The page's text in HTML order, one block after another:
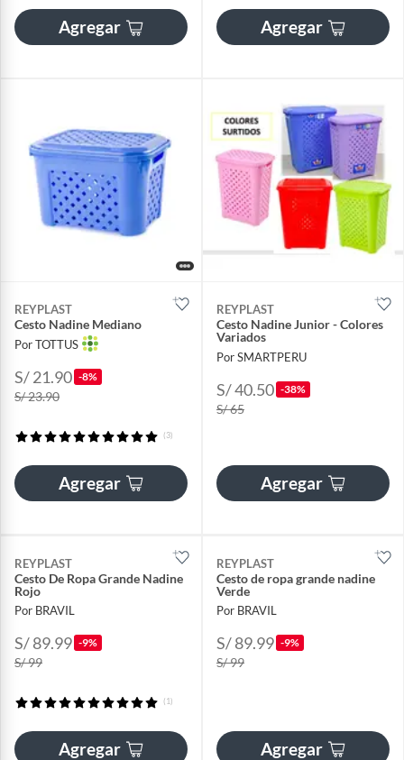
Agregar Agregar
REYPLAST
Cesto Nadine Mediano
Por TOTTUS
S/ 21.90 -8%
S/ 23.90
(3)
Agregar
REYPLAST
Cesto Nadine Junior - Colores
Variados
Por SMARTPERU
S/ 40.50 -38%
S/ 65
Agregar
REYPLAST
Cesto De Ropa Grande Nadine
Rojo
Por BRAVIL
S/ 89.99 -9%
S/ 99
(1)
Agregar
REYPLAST
Cesto de ropa grande nadine
Verde
Por BRAVIL
S/ 89.99 -9%
S/ 99
Agregar